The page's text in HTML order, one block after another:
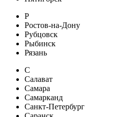
Р
Ростов-на-Дону
Рубцовск
Рыбинск
Рязань
С
Салават
Самара
Самарканд
Санкт-Петербург